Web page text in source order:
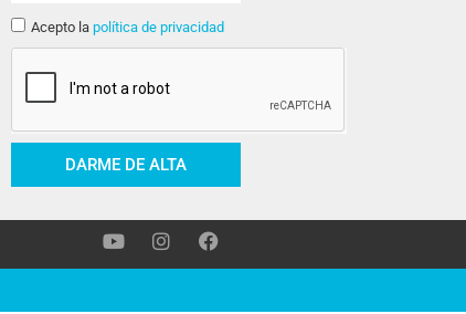
Acepto la política de privacidad
DARME DE ALTA